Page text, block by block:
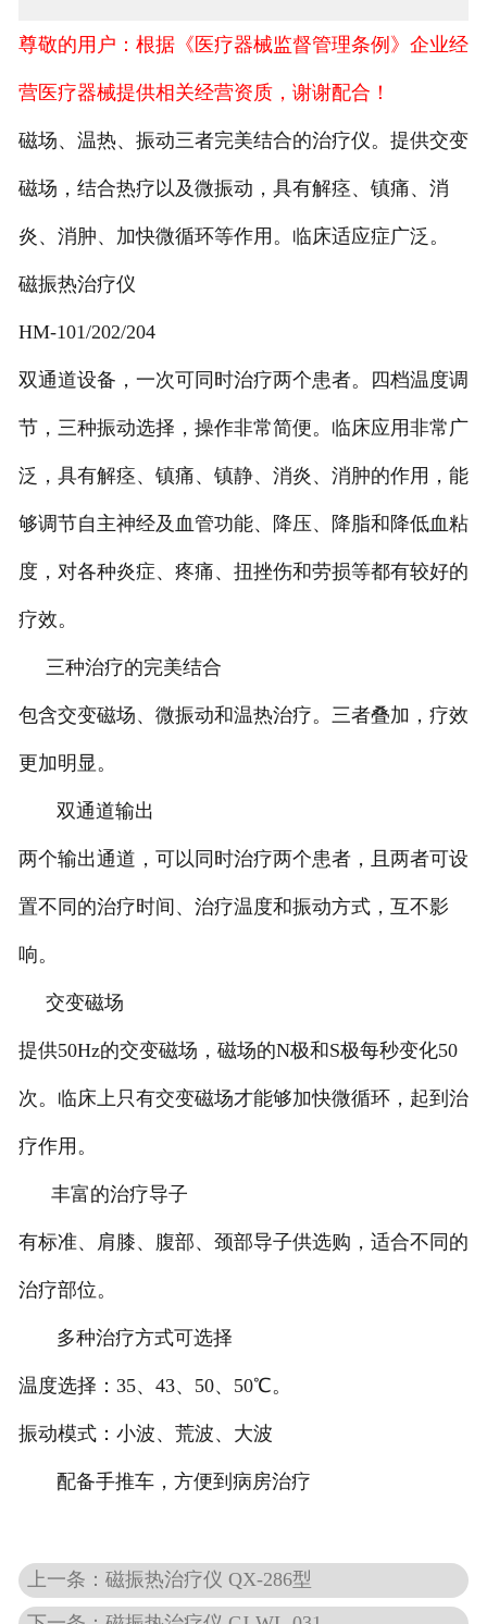
尊敬的用户：根据《医疗器械监督管理条例》企业经
营医疗器械提供相关经营资质，谢谢配合！
磁场、温热、振动三者完美结合的治疗仪。提供交变
磁场，结合热疗以及微振动，具有解痉、镇痛、消
炎、消肿、加快微循环等作用。临床适应症广泛。
磁振热治疗仪
HM-101/202/204
双通道设备，一次可同时治疗两个患者。四档温度调
节，三种振动选择，操作非常简便。临床应用非常广
泛，具有解痉、镇痛、镇静、消炎、消肿的作用，能
够调节自主神经及血管功能、降压、降脂和降低血粘
度，对各种炎症、疼痛、扭挫伤和劳损等都有较好的
疗效。
三种治疗的完美结合
包含交变磁场、微振动和温热治疗。三者叠加，疗效
更加明显。
双通道输出
两个输出通道，可以同时治疗两个患者，且两者可设
置不同的治疗时间、治疗温度和振动方式，互不影
响。
交变磁场
提供50Hz的交变磁场，磁场的N极和S极每秒变化50
次。临床上只有交变磁场才能够加快微循环，起到治
疗作用。
丰富的治疗导子
有标准、肩膝、腹部、颈部导子供选购，适合不同的
治疗部位。
多种治疗方式可选择
温度选择：35、43、50、50℃。
振动模式：小波、荒波、大波
配备手推车，方便到病房治疗
上一条：磁振热治疗仪 QX-286型